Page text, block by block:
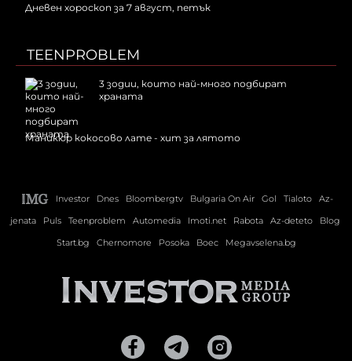
Дневен хороскоп за 7 август, петък
TEENPROBLEM
3 зодии, които най-много подбират
храната
Маникюр кокосово лате - хит за лятото
Investor Dnes Bloombergtv Bulgaria On Air Gol Tialoto
Az-
jenata
Puls Teenproblem Automedia Imoti.net Rabota Az-deteto
Blog
Start.bg
Chernomore Posoka Boec Megavselena.bg